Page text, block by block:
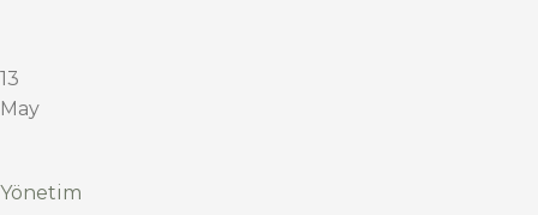
13
May
Yönetim